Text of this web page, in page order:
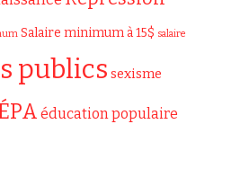
Salaire minimum à 15$ salaire
publics sexisme
éducation populaire